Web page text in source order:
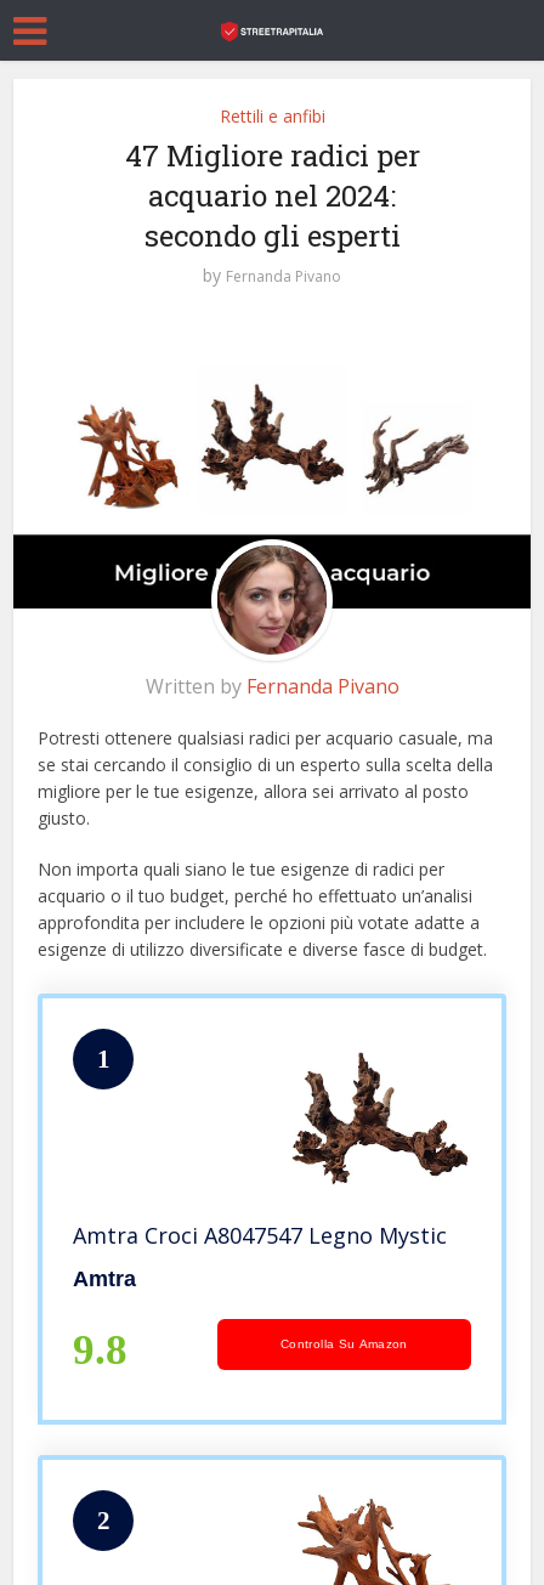
Rettili e anfibi
47 Migliore radici per
acquario nel 2024:
secondo gli esperti
by Fernanda Pivano
Written by Fernanda Pivano
Potresti ottenere qualsiasi radici per acquario casuale, ma
se stai cercando il consiglio di un esperto sulla scelta della
migliore per le tue esigenze, allora sei arrivato al posto
giusto.
Non importa quali siano le tue esigenze di radici per
acquario o il tuo budget, perché ho effettuato un’analisi
approfondita per includere le opzioni più votate adatte a
esigenze di utilizzo diversificate e diverse fasce di budget.
1
Amtra Croci A8047547 Legno Mystic
Amtra
9.8 Controlla Su Amazon
2